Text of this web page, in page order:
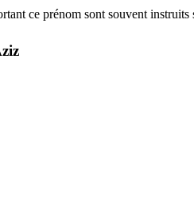
ce prénom sont souvent